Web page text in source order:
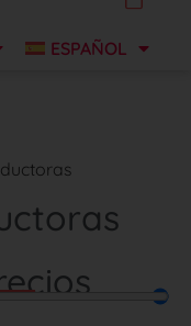
ESPAÑOL